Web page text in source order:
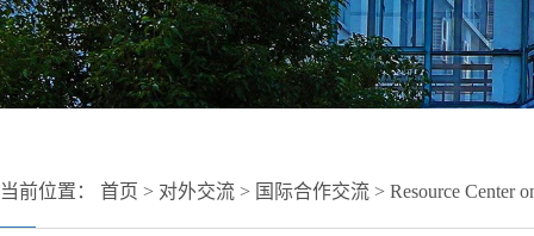
当前位置： 首页 > 对外交流 > 国际合作交流 > Resource Center